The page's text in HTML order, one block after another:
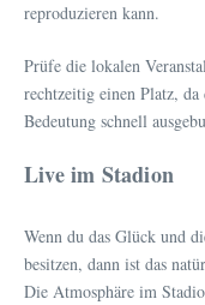
reproduzieren kann.
Prüfe die lokalen
rechtzeitig einen Platz,
Bedeutung schnell
Live im Stadion
Wenn du das Glück und
besitzen, dann ist das
Die Atmosphäre im